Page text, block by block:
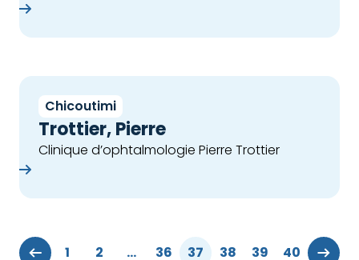
Chicoutimi
Trottier, Pierre
Clinique d’ophtalmologie Pierre Trottier
1 2 … 36 37 38 39 40